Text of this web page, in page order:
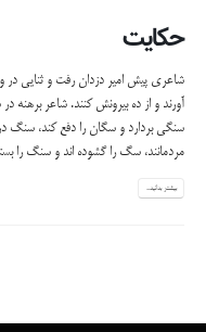
حکایت
شاعری پیش امیر دزدان رفت و ثنایی در
آورند و از ده بیرونش کنند. شاعر برهنه
سنگی بردارد و سگان را دفع کند، سنگ
مردمانند، سگ را گشوده اند و سنگ را
بیشتر بدانید...